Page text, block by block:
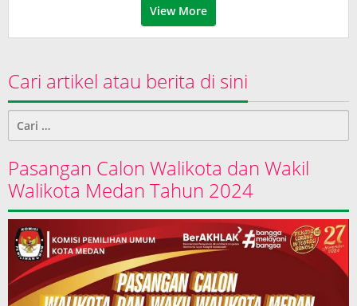
View More
Cari artikel atau berita di sini
Cari
untuk:
Pasangan Calon Walikota dan Wakil
Walikota Medan Tahun 2024